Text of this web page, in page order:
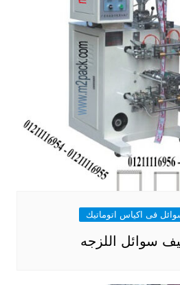
فى اكياس اتوماتيك
سوائل اللزجه